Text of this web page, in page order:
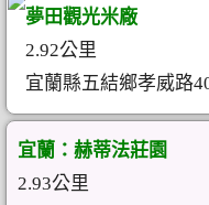
夢田觀光米廠
2.92公里
宜蘭縣五結鄉孝威路
宜蘭：赫蒂法莊園
2.93公里